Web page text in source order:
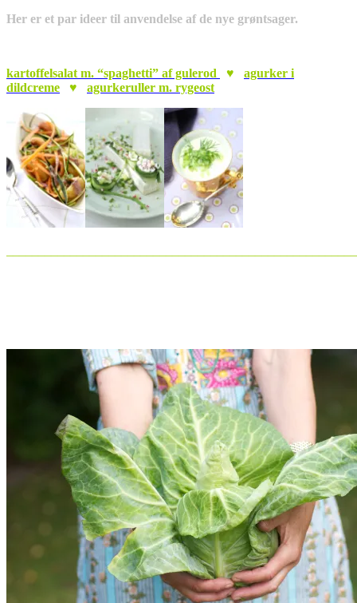
Her er et par ideer til anvendelse af de nye grøntsager.
kartoffelsalat m. “spaghetti” af gulerod ♥ agurker i
dildcreme ♥ agurkeruller m. rygeost